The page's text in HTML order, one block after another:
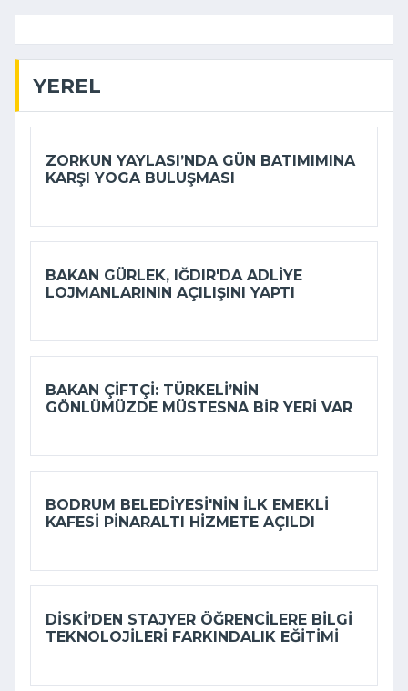
YEREL
ZORKUN YAYLASI’NDA GÜN BATIMIMINA
KARŞI YOGA BULUŞMASI
BAKAN GÜRLEK, IĞDIR'DA ADLIYE
LOJMANLARININ AÇILIŞINI YAPTI
BAKAN ÇIFTÇI: TÜRKELI’NIN
GÖNLÜMÜZDE MÜSTESNA BIR YERI VAR
BODRUM BELEDIYESI'NIN ILK EMEKLI
KAFESI PINARALTI HIZMETE AÇILDI
DİSKİ’DEN STAJYER ÖĞRENCILERE BILGI
TEKNOLOJILERI FARKINDALIK EĞITIMI